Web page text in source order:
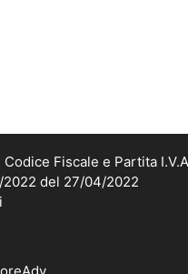
Fiscale e Partita
del 27/04/2022